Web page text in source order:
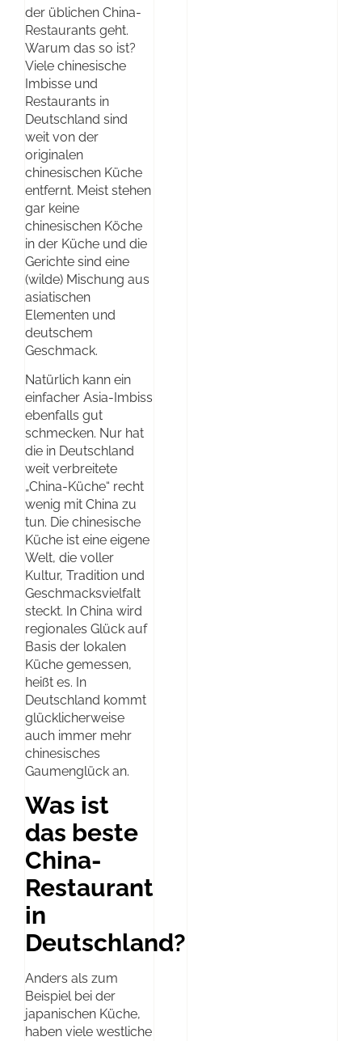
der üblichen China-
Restaurants geht.
Warum das so ist?
Viele chinesische
Imbisse und
Restaurants in
Deutschland sind
weit von der
originalen
chinesischen Küche
entfernt. Meist stehen
gar keine
chinesischen Köche
in der Küche und die
Gerichte sind eine
(wilde) Mischung aus
asiatischen
Elementen und
deutschem
Geschmack.
Natürlich kann ein
einfacher Asia-Imbiss
ebenfalls gut
schmecken. Nur hat
die in Deutschland
weit verbreitete
„China-Küche“ recht
wenig mit China zu
tun. Die chinesische
Küche ist eine eigene
Welt, die voller
Kultur, Tradition und
Geschmacksvielfalt
steckt. In China wird
regionales Glück auf
Basis der lokalen
Küche gemessen,
heißt es. In
Deutschland kommt
glücklicherweise
auch immer mehr
chinesisches
Gaumenglück an.
Was ist
das beste
China-
Restaurant
in
Deutschland?
Anders als zum
Beispiel bei der
japanischen Küche,
haben viele westliche